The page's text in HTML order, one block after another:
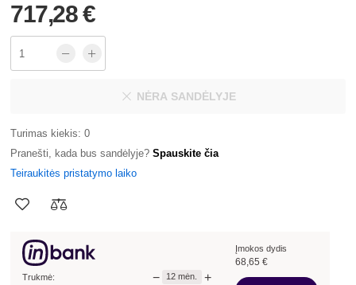
717,28 €
NĖRA SANDĖLYJE
Turimas kiekis: 0
Pranešti, kada bus sandėlyje? Spauskite čia
Teiraukitės pristatymo laiko
Trukmė: − 12 mėn. +
Įmokos dydis
68,65 €